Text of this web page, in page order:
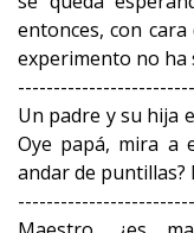
entonces, con cara
experimento no ha
Un padre y su hija
Oye papá, mira a
andar de